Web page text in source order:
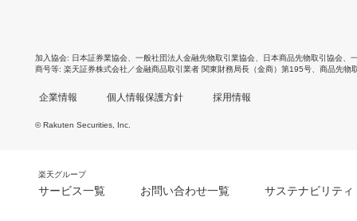
加入協会 日本証券業協会 一般社団法人金融先物取引業協会 日本商品先物取引協会
商号等 楽天証券株式会社／金融商品取引業者 関東財務局長（金商）第195号、商品先物
企業情報 個人情報保護方針 採用情報
© Rakuten Securities, Inc.
楽天グループ
サービス一覧 お問い合わせ一覧 サステナビリティ